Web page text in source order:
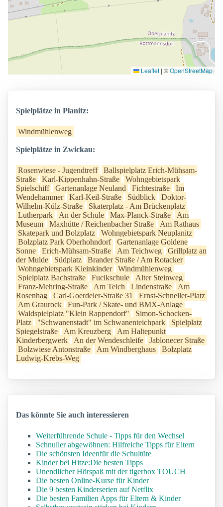
Leaflet | ©OpenStreetMap
Spielplätze in Planitz:
Windmühlenweg
Spielplätze in Zwickau:
Rosenwiese - Jugendtreff
Ballspielplatz Erich-Mühsam-
Straße
Karl-Kippenhahn-Straße
Wohngebietspark
Spielschiff
Gartenanlage Neuland Fichtestraße
Im
Wendehammer
Karl-Keil-Straße Südblick
Doktor-
Wilhelm-Külz-Straße
Skaterplatz - Am Brückenplatz
Lutherpark
An der Schule Max-Planck-Straße
Am
Museum
Maxhütte / Reichenbacher Straße
Am Rathaus
Skatepark und Bolzplatz
Wohngebietspark Neuplanitz
Bolzplatz Park Oberhohndorf
Gartenanlage Goldene
Sonne
Erich-Mühsam-Straße Am Teichweg
Grillplatz an
der Mulde
Südplatz
Brander Straße / Am Rotacker
Wohngebietspark Kleinkinder
Windmühlenweg
Spielplatz Bachstraße
Fucikschule
Alter Steinweg
Franz-Mehring-Straße
Am Teich Lindenstraße
Am
Rosenhag
Carl-Goerdeler-Straße 31
Ernst-Schneller-Platz
Am Graurock
Fun-Park / Skate- und BMX-Anlage
Waldspielplatz "Klein Rappendorf"
Simon-Schocken-
Platz
"Schwanenstadt" im Schwanenteichpark
Spielplatz
Spiegelstraße
Am Kreuzberg
Am Haltepunkt
Kinderbergwerk
An der Wendeschleife
Jablonecer Straße
Bolzwiese Antonstraße
Am Windberghaus
Bolzplatz
Ludwig-Krebs-Weg
Das könnte Sie auch interessieren
Weiterführende Schule - Tipps für den Wechsel
Schnuller abgewöhnen: Hilfreiche Tipps für Eltern
Die schönsten Ideenfür die Schultüte
Kinder bei Hitze:Die besten Tipps
Unendlicher Hörspaß mit der tigerbox TOUCH
Die besten Online-Kurse für Kinder
Die 9 besten Kinderserien auf Netflix
Die besten Familien Apps für Eltern & Kinder